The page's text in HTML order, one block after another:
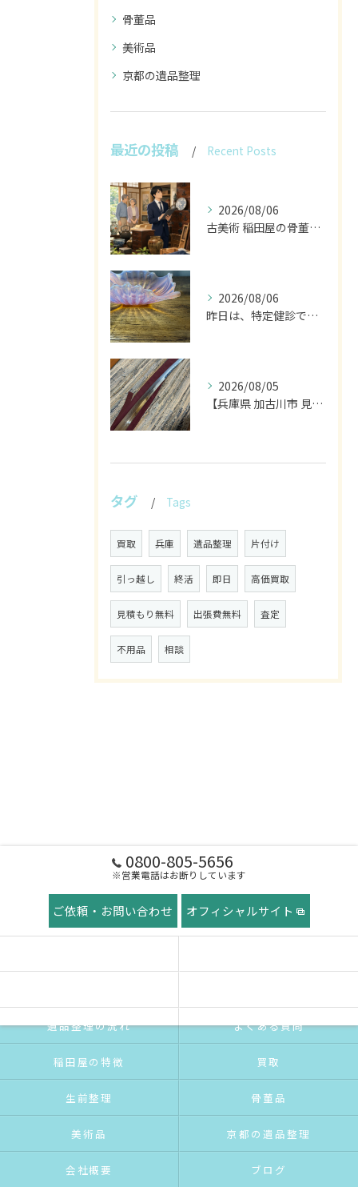
骨董品
美術品
京都の遺品整理
最近の投稿 Recent Posts
2026/08/06
古美術 稲田屋の骨董家具と遺品整理の目利き
2026/08/06
昨日は、特定健診でした。
2026/08/05
【兵庫県 加古川市 見積り 日本刀 刀剣 武具】
タグ Tags
買取 兵庫 遺品整理 片付け
引っ越し 終活 即日 高価買取
見積もり無料 出張費無料 査定
不用品 相談
0800-805-5656
※営業電話はお断りしています
ご依頼・お問い合わせ オフィシャルサイト
遺品整理の流れ よくある質問
稲田屋の特徴 買取
生前整理 骨董品
美術品 京都の遺品整理
会社概要 ブログ